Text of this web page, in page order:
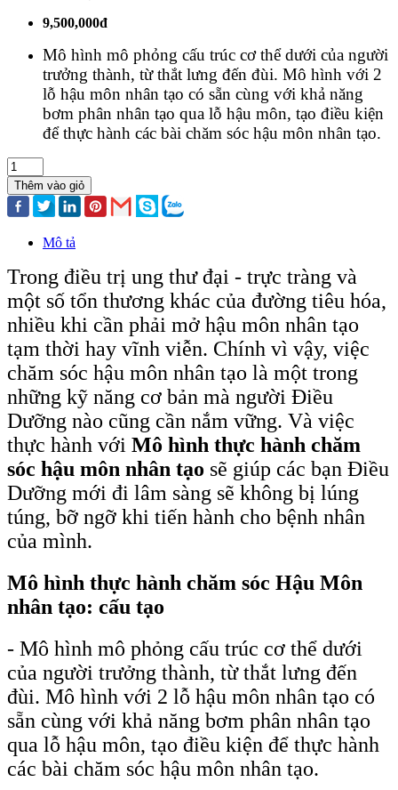
9,500,000đ
Mô hình mô phỏng cấu trúc cơ thể dưới của người
trưởng thành, từ thắt lưng đến đùi. Mô hình với 2
lỗ hậu môn nhân tạo có sẵn cùng với khả năng
bơm phân nhân tạo qua lỗ hậu môn, tạo điều kiện
để thực hành các bài chăm sóc hậu môn nhân tạo.
Thêm vào giỏ
Mô tả
Trong điều trị ung thư đại - trực tràng và
một số tổn thương khác của đường tiêu hóa,
nhiều khi cần phải mở hậu môn nhân tạo
tạm thời hay vĩnh viễn. Chính vì vậy, việc
chăm sóc hậu môn nhân tạo là một trong
những kỹ năng cơ bản mà người Điều
Dưỡng nào cũng cần nắm vững. Và việc
thực hành với Mô hình thực hành chăm
sóc hậu môn nhân tạo sẽ giúp các bạn Điều
Dưỡng mới đi lâm sàng sẽ không bị lúng
túng, bỡ ngỡ khi tiến hành cho bệnh nhân
của mình.
Mô hình thực hành chăm sóc Hậu Môn
nhân tạo: cấu tạo
- Mô hình mô phỏng cấu trúc cơ thể dưới
của người trưởng thành, từ thắt lưng đến
đùi. Mô hình với 2 lỗ hậu môn nhân tạo có
sẵn cùng với khả năng bơm phân nhân tạo
qua lỗ hậu môn, tạo điều kiện để thực hành
các bài chăm sóc hậu môn nhân tạo.